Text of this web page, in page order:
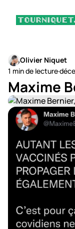
Olivier Niquet
1 min de lecture·
Maxime